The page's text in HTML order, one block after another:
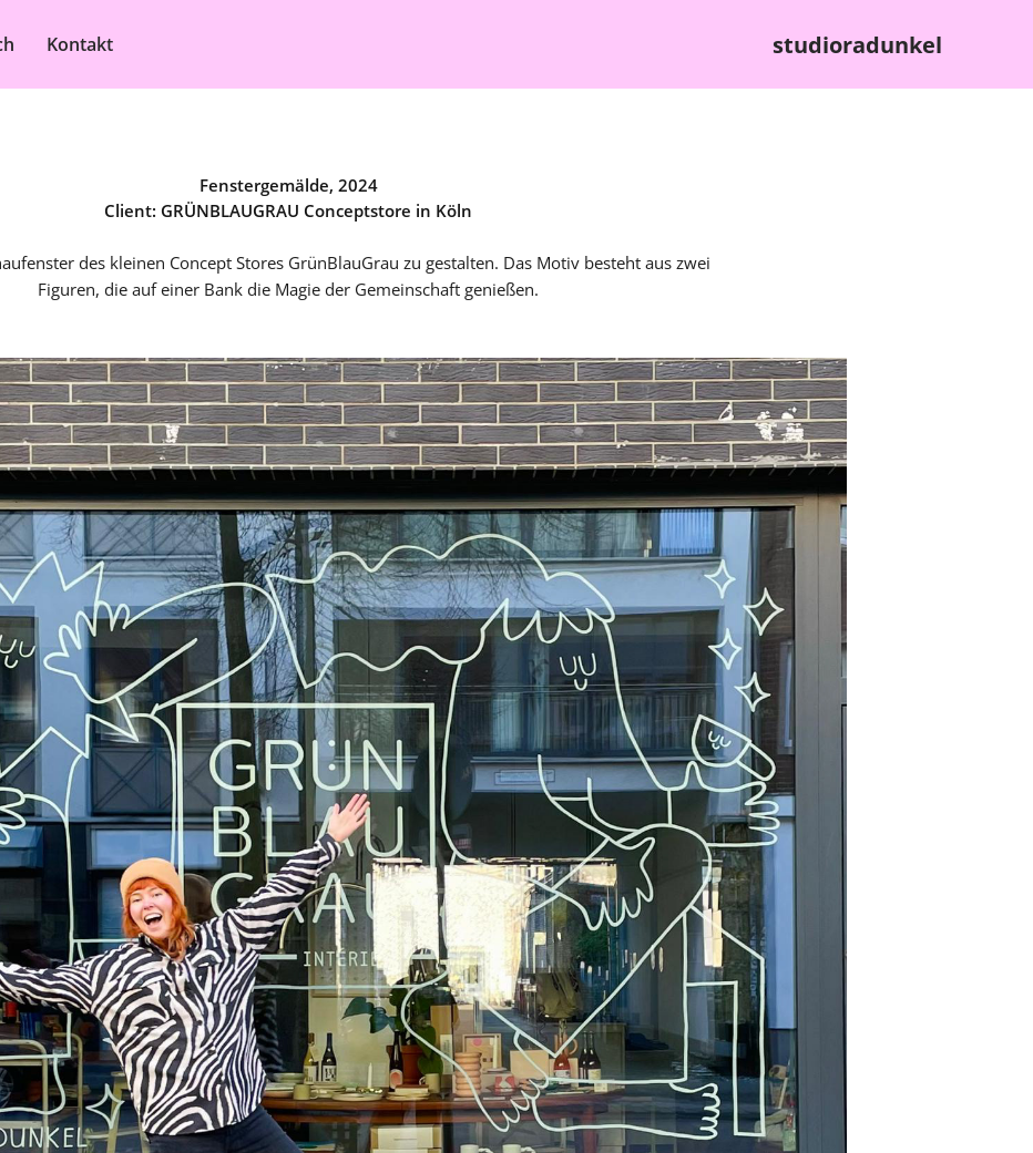
Kontakt studioradunkel
Fenstergemälde, 2024
Client: GRÜNBLAUGRAU Conceptstore in Köln
des kleinen Concept Stores GrünBlauGrau zu gestalten. Das Motiv besteht aus zwei
Figuren, die auf einer Bank die Magie der Gemeinschaft genießen.